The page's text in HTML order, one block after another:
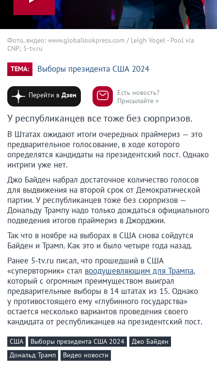
Фото, видео: www.globallookpress.com / Leigh Vogel - Pool via
CNP; 5-tv.ru
ТЕМА: Выборы президента США 2024
Перейти вДзен
Есть новость?
Присылайте »
У республиканцев все тоже без сюрпризов.
В Штатах ожидают итоги очередных праймериз — это
предварительное голосование, в ходе которого
определятся кандидаты на президентский пост. Однако
интриги уже нет.
Джо Байден набрал достаточное количество голосов
для выдвижения на второй срок от Демократической
партии. У республиканцев тоже без сюрпризов —
Дональду Трампу надо только дождаться официального
подведения итогов праймериз в Джорджии.
Так что в ноябре на выборах в США снова сойдутся
Байден и Трамп. Как это и было четыре года назад.
Ранее 5-tv.ru писал, что прошедший в США
«супервторник» стал воодушевляющим для Трампа,
который с огромным преимуществом выиграл
предварительные выборы в 14 штатах из 15. Однако
у противостоящего ему «глубинного государства»
остается несколько вариантов проведения своего
кандидата от республиканцев на президентский пост.
США Выборы президента США 2024
Джо Байден
Дональд Трамп
Видео новости